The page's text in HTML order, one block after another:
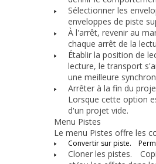
Sélectionner les
enveloppes de piste
À l'arrêt, revenir au
chaque arrêt de la
Établir la position de
lecture, le transport
une meilleure
Arrêter à la fin du
Lorsque cette option
d'un projet vide.
Menu Pistes
Le menu Pistes offre les
Convertir sur piste.
Cloner les pistes.